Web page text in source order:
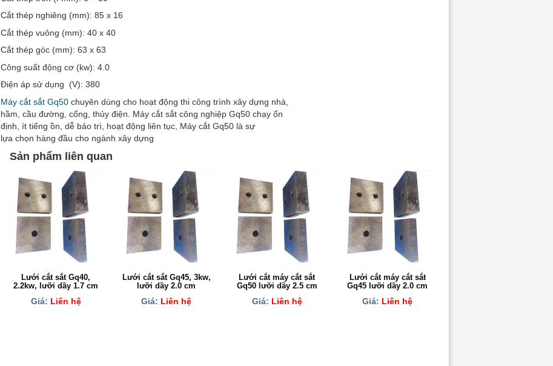
Cắt thép nghiêng (mm): 85 x 16
Cắt thép vuông (mm): 40 x 40
Cắt thép góc (mm): 63 x 63
Công suất động cơ (kw): 4.0
Điện áp sử dụng (V): 380
Máy cắt sắt Gq50 chuyên dùng cho hoạt động thi công trình xây dựng nhà,
hầm, cầu đường, cống, thủy điện. Máy cắt sắt công nghiệp Gq50 chạy ổn
định, ít tiếng ồn, dễ bảo trì, hoạt động liên tục, Máy cắt Gq50 là sự
lựa chọn hàng đầu cho ngành xây dựng
Sản phẩm liên quan
Lưới cắt sắt Gq40,
2.2kw, lưỡi dầy 1.7 cm
Giá: Liên hệ
Lưới cắt sắt Gq45, 3kw,
lưỡi dầy 2.0 cm
Giá: Liên hệ
Lưới cắt máy cắt sắt
Gq50 lưỡi dầy 2.5 cm
Giá: Liên hệ
Lưới cắt máy cắt sắt
Gq45 lưỡi dầy 2.0 cm
Giá: Liên hệ